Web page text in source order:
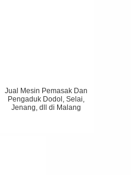
Jual Mesin Pemasak Dan
Pengaduk Dodol, Selai,
Jenang, dll di Malang